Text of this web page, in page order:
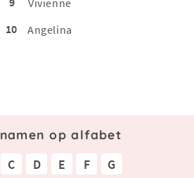
10
Angelina
op alfabet
C D E F
G